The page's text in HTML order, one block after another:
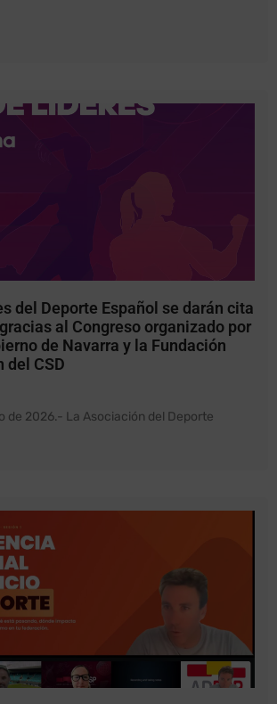
del Deporte Español se darán cita
al Congreso organizado por
de Navarra y la Fundación
del CSD
de 2026.- La Asociación del Deporte